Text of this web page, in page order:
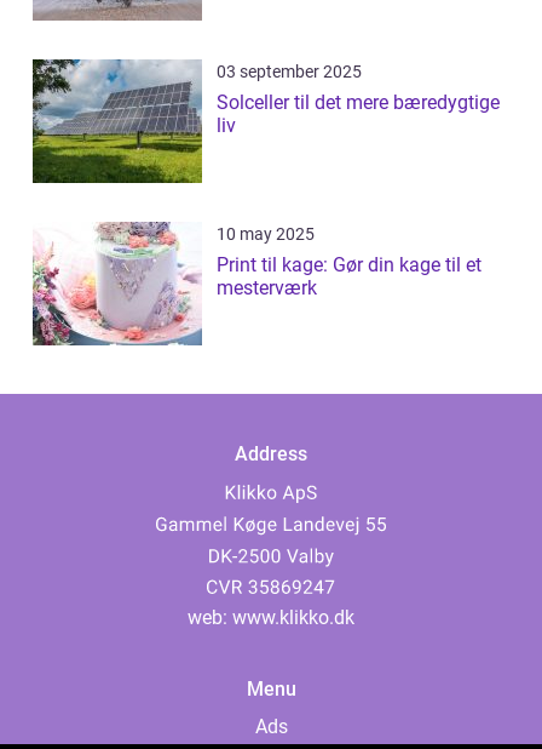
03 september 2025
Solceller til det mere bæredygtige
liv
10 may 2025
Print til kage: Gør din kage til et
mesterværk
Address
web: www.klikko.dk
Menu
Ads